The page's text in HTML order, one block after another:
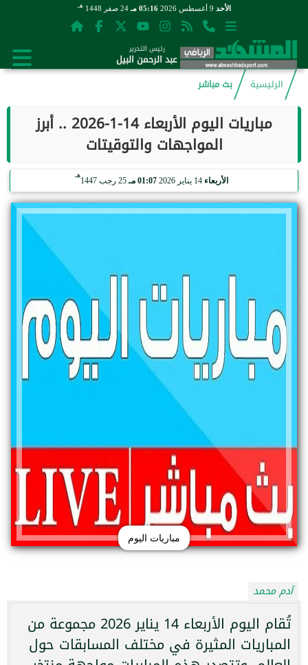
الأحد 05:16 مـ 24 صفر 1448 هـ
رئيس التحرير
عبد الرحمن البيل
الرئيسية
بث مباشر
مباريات اليوم الأربعاء 14-1-2026 .. أبرز
المواجهات والتوقيتات
الأربعاء 14 يناير 2026 01:07 مـ 25 رجب 1447
هـ
مباريات اليوم
آدم محمد
تُقام اليوم الأربعاء 14 يناير 2026 مجموعة من
المباريات المثيرة في مختلف المسابقات حول